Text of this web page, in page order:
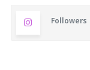
Followers